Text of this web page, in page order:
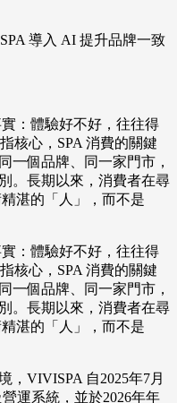
：體驗好不好，往往得
核心，SPA 消費的關鍵
一個品牌、同一家門市，
。長期以來，消費者在尋
湛的「人」，而不是
：體驗好不好，往往得
核心，SPA 消費的關鍵
一個品牌、同一家門市，
。長期以來，消費者在尋
湛的「人」，而不是
，VIVISPA 自2025年7月
運系統，並於2026年年